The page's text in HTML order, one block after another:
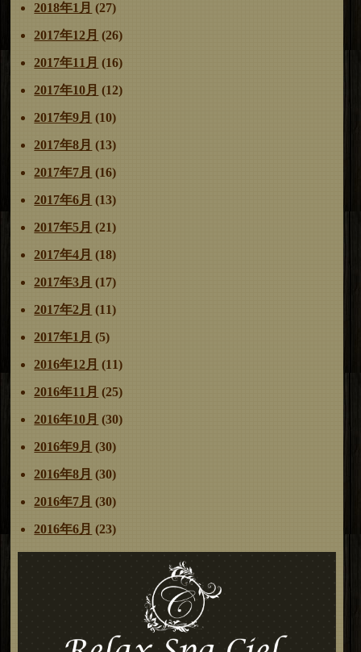
2018年1月 (27)
2017年12月 (26)
2017年11月 (16)
2017年10月 (12)
2017年9月 (10)
2017年8月 (13)
2017年7月 (16)
2017年6月 (13)
2017年5月 (21)
2017年4月 (18)
2017年3月 (17)
2017年2月 (11)
2017年1月 (5)
2016年12月 (11)
2016年11月 (25)
2016年10月 (30)
2016年9月 (30)
2016年8月 (30)
2016年7月 (30)
2016年6月 (23)